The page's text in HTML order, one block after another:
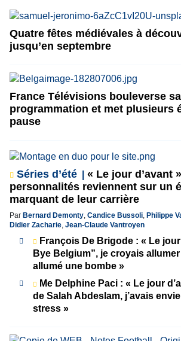
Quatre fêtes médiévales à
jusqu’en septembre
France Télévisions bouleverse sa
programmation et met plusieurs
pause
Séries d’été
« Le jour d’avant
personnalités reviennent sur un
marquant de leur carrière
Par Bernard Demonty, Candice Bussoli, Philippe
Didier Zacharie, Jean-Claude Vantroyen
François De Brigode : « Le
Bye Belgium”, je croyais allumer
allumé une bombe »
Me Delphine Paci : « Le jour
de Salah Abdeslam, j’avais
stress »